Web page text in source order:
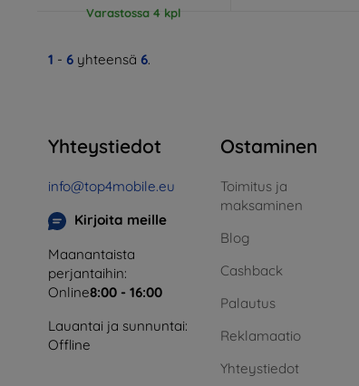
Varastossa 4 kpl
1 - 6 yhteensä 6.
Yhteystiedot
info@top4mobile.eu
Kirjoita meille
Maanantaista
perjantaihin:
Online8:00 - 16:00
Lauantai ja sunnuntai:
Offline
Ostaminen
Toimitus ja
maksaminen
Blog
Cashback
Palautus
Reklamaatio
Yhteystiedot